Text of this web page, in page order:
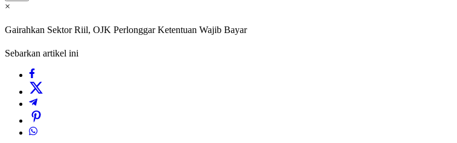
×
Gairahkan Sektor Riil, OJK Perlonggar Ketentuan Wajib Bayar
Sebarkan artikel ini